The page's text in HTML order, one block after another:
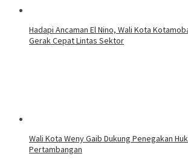
Hadapi Ancaman El Nino, Wali Kota
Gerak Cepat Lintas Sektor
Wali Kota Weny Gaib Dukung Penegakan
Pertambangan